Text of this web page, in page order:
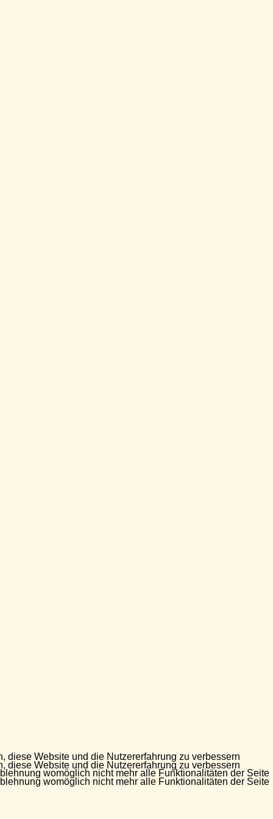
diese Website und die Nutzererfahrung zu verbessern
womöglich nicht mehr alle Funktionalitäten der Seite
diese Website und die Nutzererfahrung zu verbessern
womöglich nicht mehr alle Funktionalitäten der Seite